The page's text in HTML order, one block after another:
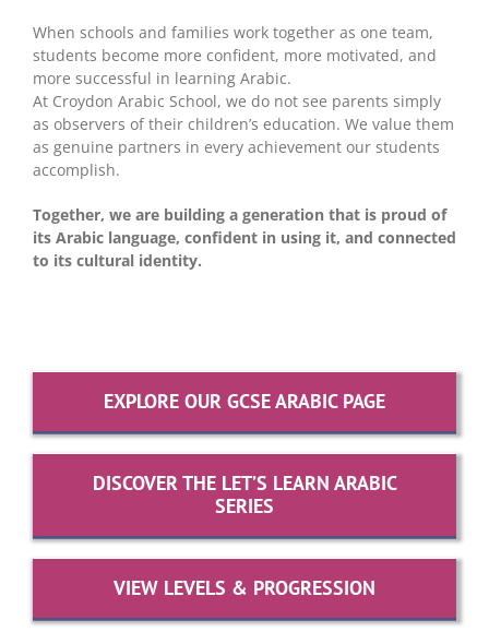
When schools and families work together as one team,
students become more confident, more motivated, and
more successful in learning Arabic.
At Croydon Arabic School, we do not see parents simply
as observers of their children’s education. We value them
as genuine partners in every achievement our students
accomplish.
Together, we are building a generation that is proud of
its Arabic language, confident in using it, and connected
to its cultural identity.
EXPLORE OUR GCSE ARABIC PAGE
DISCOVER THE LET’S LEARN ARABIC
SERIES
VIEW LEVELS & PROGRESSION